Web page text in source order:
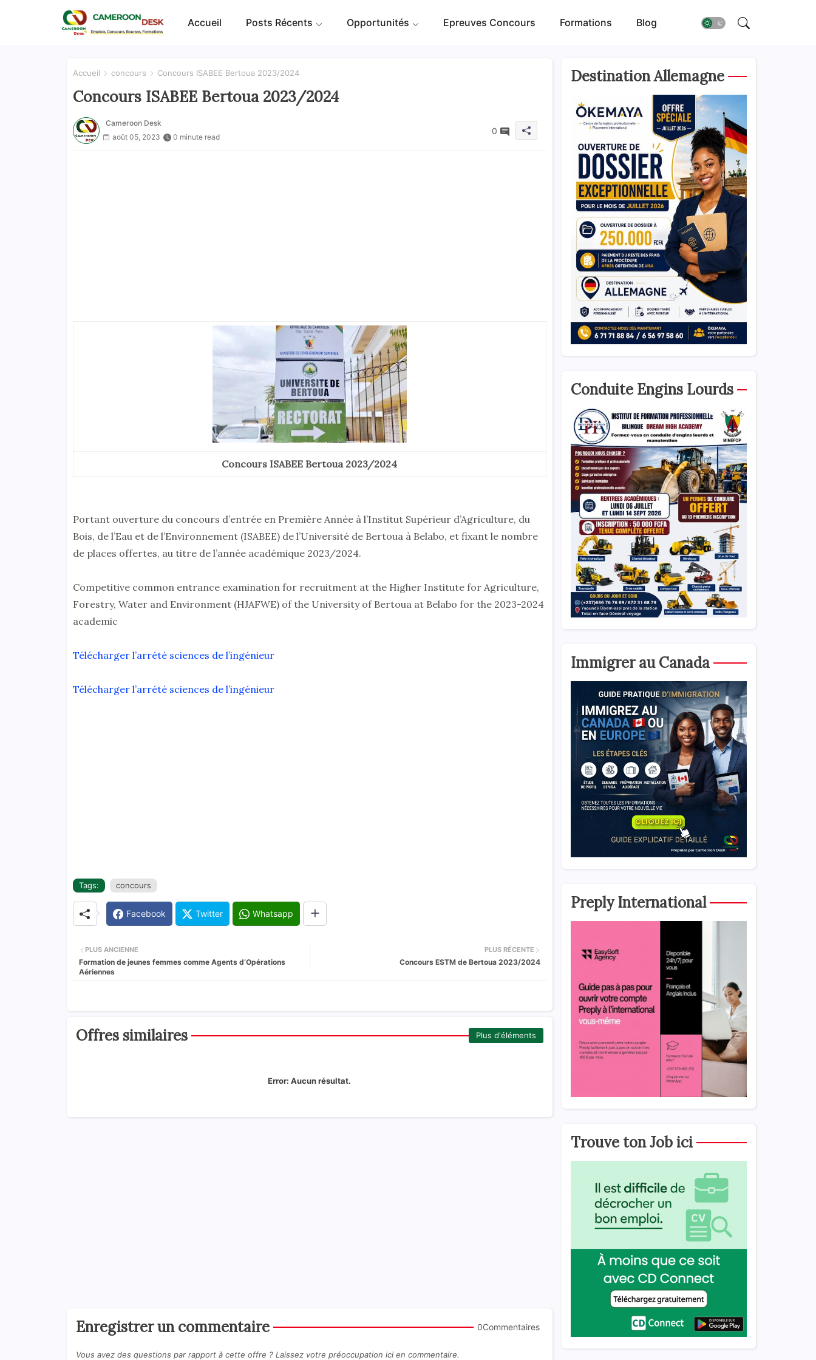
Accueil Posts Récents Opportunités Epreuves Concours Formations Blog
Accueil concours Concours ISABEE Bertoua 2023/2024
Concours ISABEE Bertoua 2023/2024
Cameroon Desk
août 05, 2023
0 minute read
0
Concours ISABEE Bertoua 2023/2024
Portant ouverture du concours d’entrée en Première Année à l’Institut Supérieur d’Agriculture, du
Bois, de l’Eau et de l’Environnement (ISABEE) de l’Université de Bertoua à Belabo, et fixant le nombre
de places offertes, au titre de l’année académique 2023/2024.
Competitive common entrance examination for recruitment at the Higher Institute for Agriculture,
Forestry, Water and Environment (HJAFWE) of the University of Bertoua at Belabo for the 2023-2024
academic
Télécharger l’arrété sciences de l’ingénieur
Télécharger l’arrété sciences de l’ingénieur
Tags: concours
Facebook Twitter Whatsapp
PLUS RÉCENTE
Concours ESTM de Bertoua 2023/2024
PLUS ANCIENNE
Formation de jeunes femmes comme Agents d‘Opérations
Aériennes
Offres similaires Plus d'éléments
Error: Aucun résultat.
Enregistrer un commentaire 0Commentaires
Vous avez des questions par rapport à cette offre ? Laissez votre préoccupation ici en commentaire.
Destination Allemagne
Conduite Engins Lourds
Immigrer au Canada
Preply International
Trouve ton Job ici